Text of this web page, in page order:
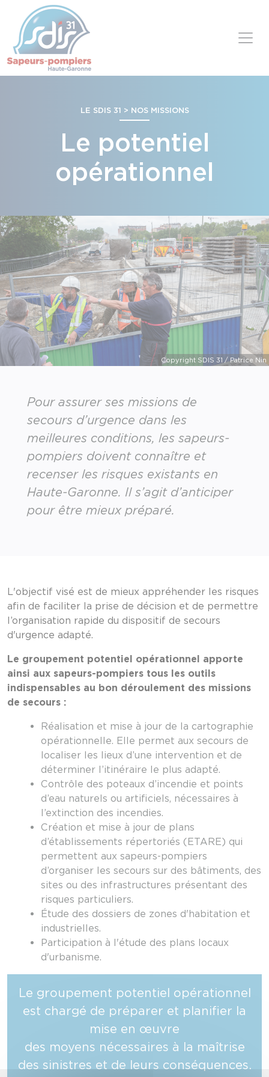
LE SDIS 31 > NOS MISSIONS
Le potentiel
opérationnel
Pour assurer ses missions de
secours d’urgence dans les
meilleures conditions, les sapeurs-
pompiers doivent connaître et
recenser les risques existants en
Haute-Garonne. Il s’agit d’anticiper
pour être mieux préparé.
Copyright SDIS 31 / Patrice Nin
L'objectif visé est de mieux appréhender les risques
afin de faciliter la prise de décision et de permettre
l’organisation rapide du dispositif de secours
d'urgence adapté.
Le groupement potentiel opérationnel apporte
ainsi aux sapeurs-pompiers tous les outils
indispensables au bon déroulement des missions
de secours :
Réalisation et mise à jour de la cartographie
opérationnelle. Elle permet aux secours de
localiser les lieux d’une intervention et de
déterminer l’itinéraire le plus adapté.
Contrôle des poteaux d’incendie et points
d’eau naturels ou artificiels, nécessaires à
l’extinction des incendies.
Création et mise à jour de plans
d’établissements répertoriés (ETARE) qui
permettent aux sapeurs-pompiers
d’organiser les secours sur des bâtiments, des
sites ou des infrastructures présentant des
risques particuliers.
Étude des dossiers de zones d'habitation et
industrielles.
Participation à l'étude des plans locaux
d'urbanisme.
Le groupement potentiel opérationnel
est chargé de préparer et planifier la
mise en œuvre
des moyens nécessaires à la maîtrise
des sinistres et de leurs conséquences.
Panneau de gestion des cookies